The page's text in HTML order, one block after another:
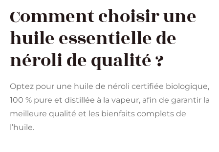
Comment choisir une
huile essentielle de
néroli de qualité ?
Optez pour une huile de néroli certifiée biologique,
100 % pure et distillée à la vapeur, afin de garantir la
meilleure qualité et les bienfaits complets de
l’huile.